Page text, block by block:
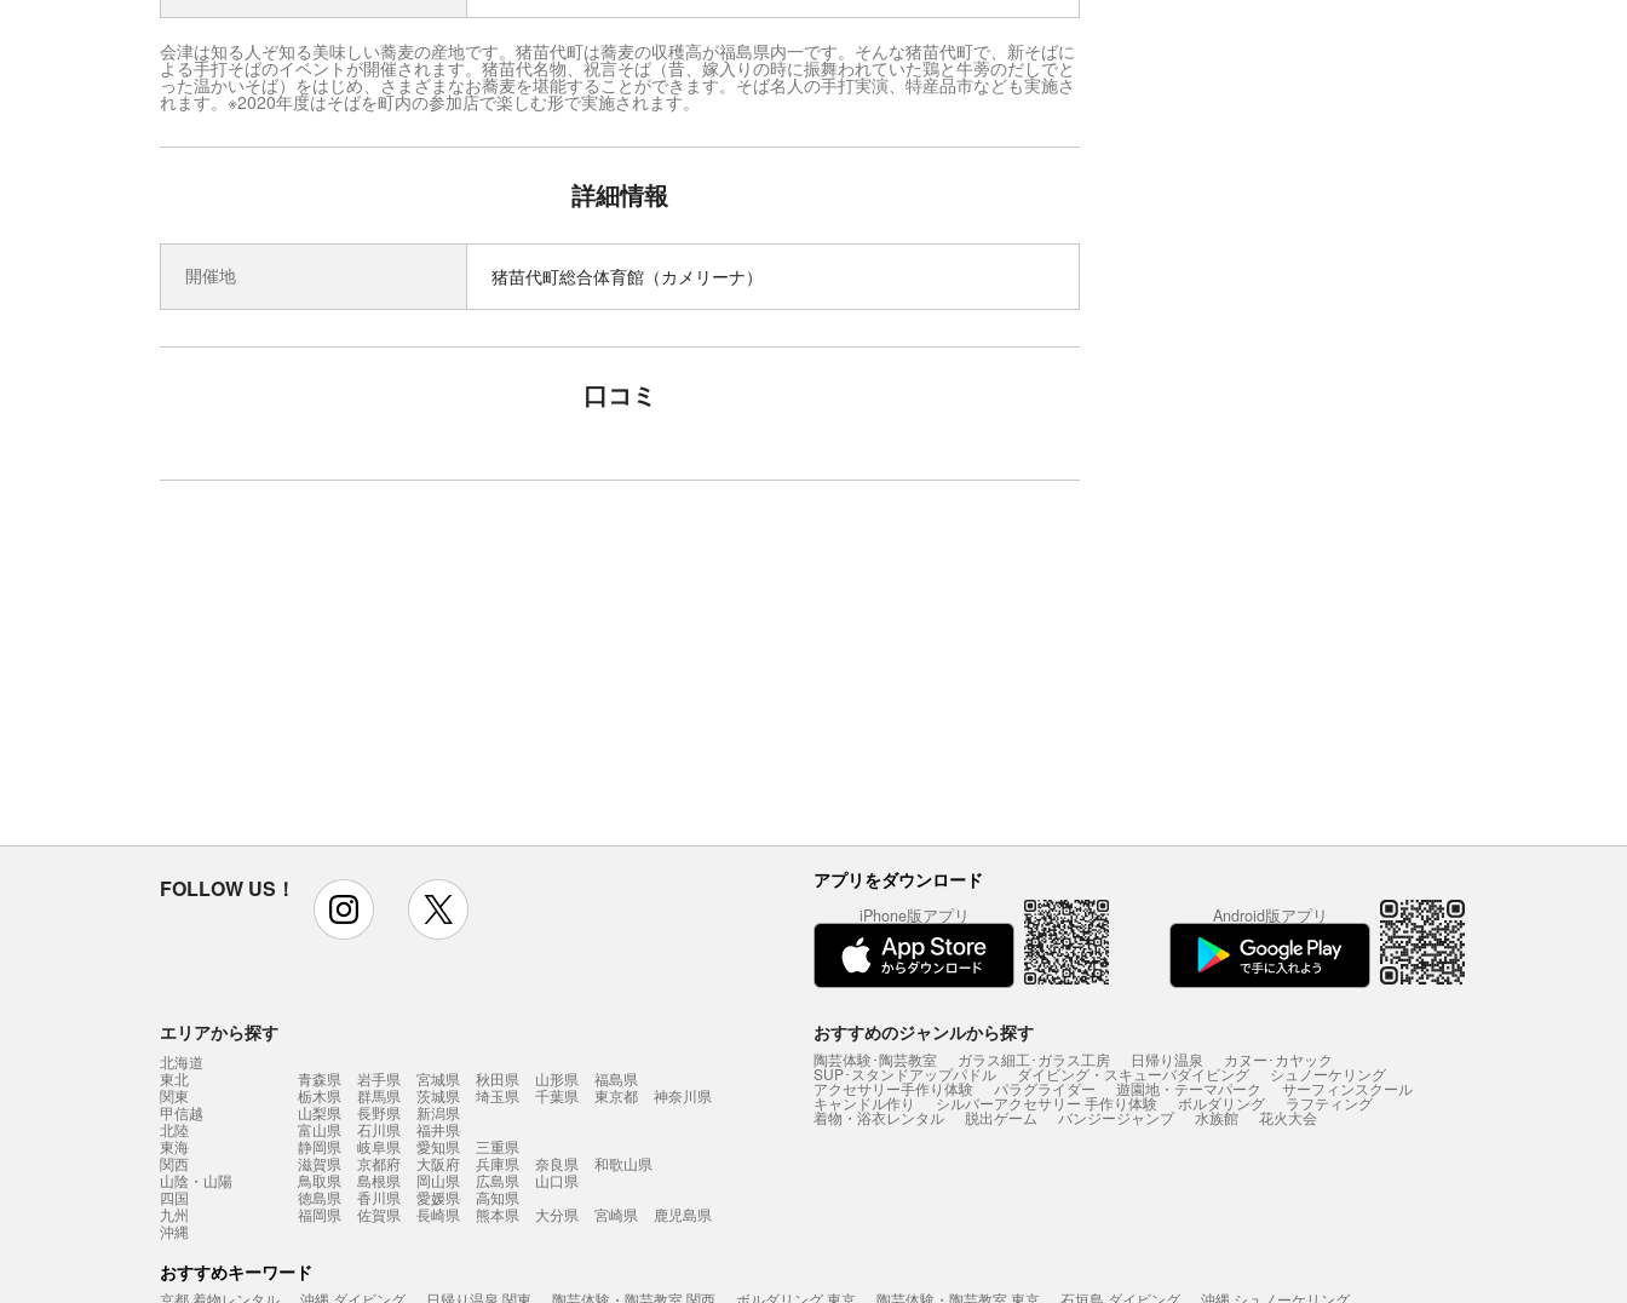
会津は知る人ぞ知る美味しい蕎麦の産地です。猪苗代町は蕎麦の収穫高が福島県内一です。そんな猪苗代町で、新そばに
よる手打そばのイベントが開催されます。猪苗代名物、祝言そば（昔、嫁入りの時に振舞われていた鶏と牛蒡のだしでと
った温かいそば）をはじめ、さまざまなお蕎麦を堪能することができます。そば名人の手打実演、特産品市なども実施さ
れます。※2020年度はそばを町内の参加店で楽しむ形で実施されます。
詳細情報
開催地 猪苗代町総合体育館（カメリーナ）
口コミ
FOLLOW US！ instagram アプリをダウンロード
iPhone版アプリ Android版アプリ
エリアから探す
北海道
東北
青森県 岩手県 宮城県 秋田県 山形県
福島県
関東
栃木県 群馬県 茨城県 埼玉県 千葉県 東京都
神奈川県
甲信越
山梨県 長野県
新潟県
北陸
富山県 石川県
福井県
東海
静岡県 岐阜県 愛知県
三重県
関西
滋賀県 京都府 大阪府 兵庫県 奈良県
和歌山県
山陰・山陽
鳥取県 島根県 岡山県 広島県
山口県
四国
徳島県 香川県 愛媛県
高知県
九州
福岡県 佐賀県 長崎県 熊本県 大分県 宮崎県
鹿児島県
沖縄
おすすめのジャンルから探す
陶芸体験･陶芸教室 ガラス細工･ガラス工房 日帰り温泉 カヌー･カヤック
SUP･スタンドアップパドル ダイビング・スキューバダイビング シュノーケリング
アクセサリー手作り体験 パラグライダー 遊園地・テーマパーク サーフィンスクール
キャンドル作り シルバーアクセサリー 手作り体験 ボルダリング ラフティング
着物・浴衣レンタル 脱出ゲーム バンジージャンプ 水族館 花火大会
おすすめキーワード
京都 着物レンタル 沖縄 ダイビング 日帰り温泉 関東 陶芸体験・陶芸教室 関西 ボルダリング 東京 陶芸体験・陶芸教室 東京 石垣島 ダイビング 沖縄 シュノーケリング